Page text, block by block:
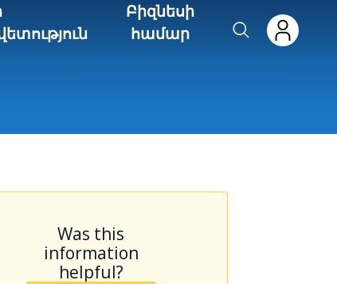
Բիզնեսի
համար
Was this
information
helpful?